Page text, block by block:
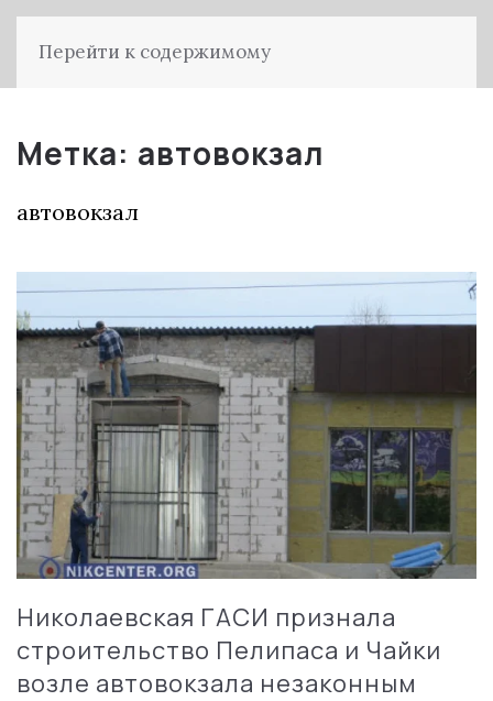
Перейти к содержимому
Метка: автовокзал
автовокзал
Николаевская ГАСИ признала
строительство Пелипаса и Чайки
возле автовокзала незаконным